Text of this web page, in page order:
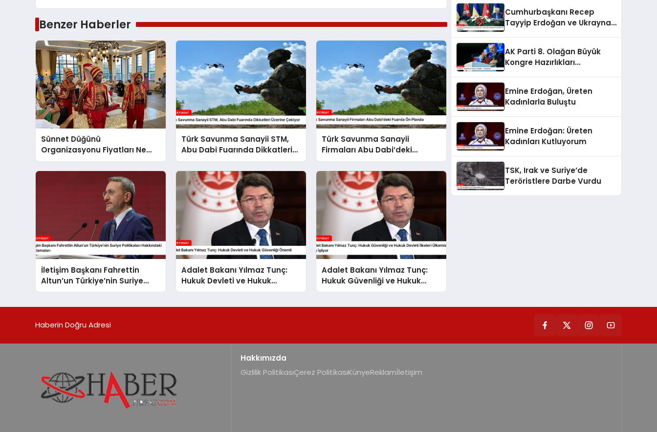
Benzer Haberler
Sünnet Düğünü
Organizasyonu Fiyatları Ne
Kadar
Türk Savunma Sanayii STM,
Abu Dabi Fuarında Dikkatleri
Üzerine Çekiyor
Türk Savunma Sanayii
Firmaları Abu Dabi’deki
Fuarda Ön Planda
İletişim Başkanı Fahrettin
Altun’un Türkiye’nin Suriye
Politikaları Hakkındaki
Adalet Bakanı Yılmaz Tunç:
Hukuk Devleti ve Hukuk
Güvenliği Önemli
Adalet Bakanı Yılmaz Tunç:
Hukuk Güvenliği ve Hukuk
Devleti İlkeleri Ülkemizde Tam
Cumhurbaşkanı Recep
Tayyip Erdoğan ve Ukrayna
AK Parti 8. Olağan Büyük
Kongre Hazırlıkları
Emine Erdoğan, Üreten
Kadınlarla Buluştu
Emine Erdoğan: Üreten
Kadınları Kutluyorum
TSK, Irak ve Suriye’de
Teröristlere Darbe Vurdu
Haberin Doğru Adresi
Hakkımızda
Gizlilik PolitikasıÇerez PolitikasıKünyeReklamİletişim